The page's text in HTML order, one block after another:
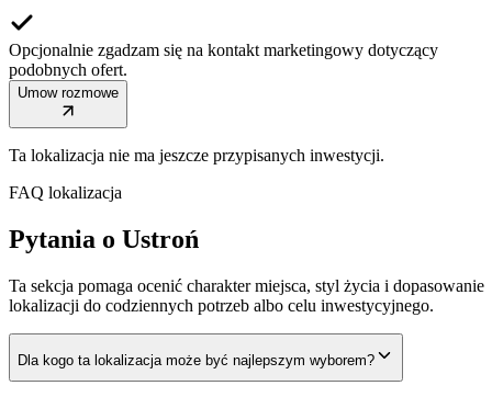
Opcjonalnie zgadzam się na kontakt marketingowy dotyczący
podobnych ofert.
Umow rozmowe
Ta lokalizacja nie ma jeszcze przypisanych inwestycji.
FAQ lokalizacja
Pytania o Ustroń
Ta sekcja pomaga ocenić charakter miejsca, styl życia i dopasowanie
lokalizacji do codziennych potrzeb albo celu inwestycyjnego.
Dla kogo ta lokalizacja może być najlepszym wyborem?